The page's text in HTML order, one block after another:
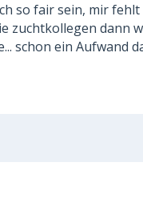
so fair sein, mir
zuchtkollegen dann
schon ein Aufwand